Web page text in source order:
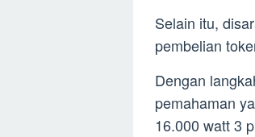
Selain itu,
pembelian
Dengan
pemahaman
16.000 watt 3